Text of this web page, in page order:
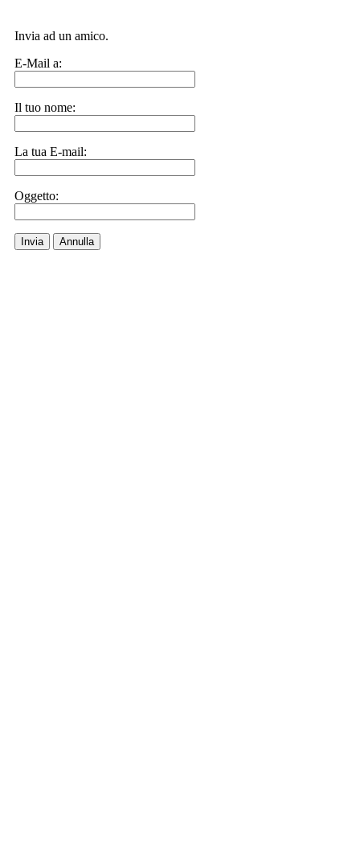
Invia ad un amico.
E-Mail a:
Il tuo nome:
La tua E-mail:
Oggetto:
Invia Annulla